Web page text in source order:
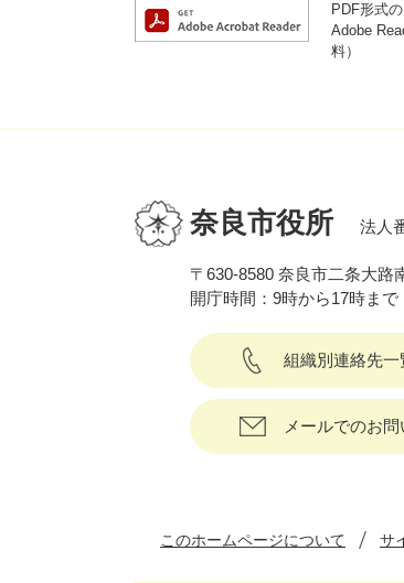
PDF形式
Adobe
料）
奈良市役所 法人
〒630-8580 奈良市二条大路
開庁時間：9時から17時まで
組織別連絡先一
メールでのお
このホームページについて サ